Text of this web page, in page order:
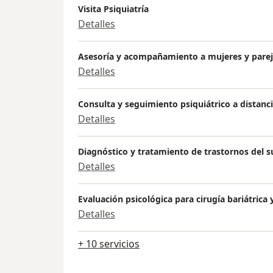
Especialista en Prevención del maltrato
Javeriana, Bogotá, en el año 2003.
Médica, especialista en Psiquiatría de la
año 2011.
Alta formación clínica en Terapia Breve
estratégica, Arezzo Italia
Visita Psiquiatría
Detalles
Asesoría y acompañamiento a mujeres y
Detalles
Consulta y seguimiento psiquiátrico a
Detalles
Diagnóstico y tratamiento de trastornos del
Detalles
Evaluación psicológica para cirugía bariátrica
Detalles
+ 10 servicios